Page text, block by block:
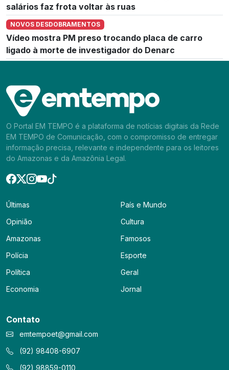
salários faz frota voltar às ruas
NOVOS DESDOBRAMENTOS
Vídeo mostra PM preso trocando placa de carro
ligado à morte de investigador do Denarc
O Portal EM TEMPO é a plataforma de notícias digitais da Rede
EM TEMPO de Comunicação, com o compromisso de entregar
informação precisa, relevante e independente para os leitores
do Amazonas e da Amazônia Legal.
Últimas
Opinião
Amazonas
Polícia
Política
Economia
País e Mundo
Cultura
Famosos
Esporte
Geral
Jornal
Contato
emtempoet@gmail.com
(92) 98408-6907
(92) 98859-0110